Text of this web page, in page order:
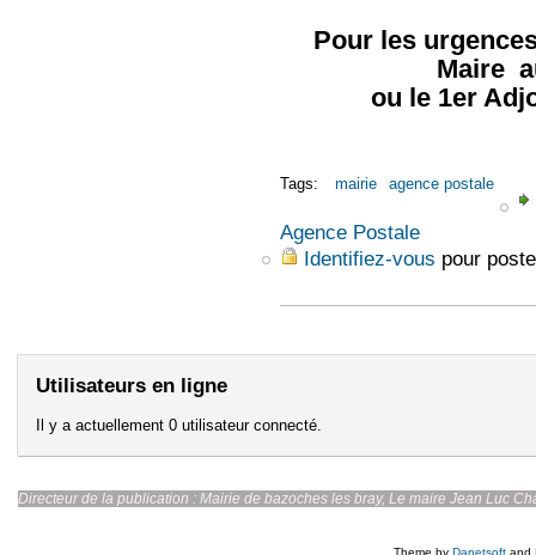
Pour les
Maire
ou le 1er
Tags: mairie agence postale
Agence Postale
Identifiez-vous pour
Utilisateurs en ligne
Il y a actuellement 0 utilisateur connecté.
Directeur de la publication : Mairie de bazoches les
Theme by Danetsoft and